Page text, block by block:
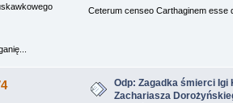
Ceterum censeo Carthaginem esse
Odp: Zagadka śmierci
Zachariasza